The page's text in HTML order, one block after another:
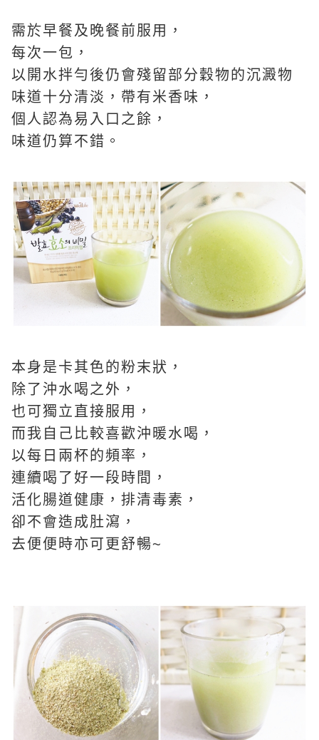
需於早餐及晚餐前服用，
每次一包，
以開水拌勻後仍會殘留部分穀物的沉澱物
味道十分清淡，帶有米香味，
個人認為易入口之餘，
味道仍算不錯。
本身是卡其色的粉末狀，
除了沖水喝之外，
也可獨立直接服用，
而我自己比較喜歡沖暖水喝，
以每日兩杯的頻率，
連續喝了好一段時間，
活化腸道健康，排清毒素，
卻不會造成肚瀉，
去便便時亦可更舒暢~